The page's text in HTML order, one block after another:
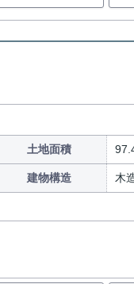
土地面積
建物構造 木